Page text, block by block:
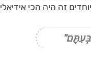
זה היה הכי